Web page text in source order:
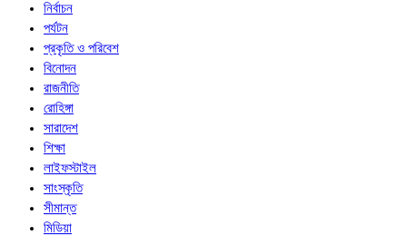
নির্বাচন
পর্যটন
প্রকৃতি ও পরিবেশ
বিনোদন
রাজনীতি
রোহিঙ্গা
সারাদেশ
শিক্ষা
লাইফস্টাইল
সাংস্কৃতি
সীমান্ত
মিডিয়া